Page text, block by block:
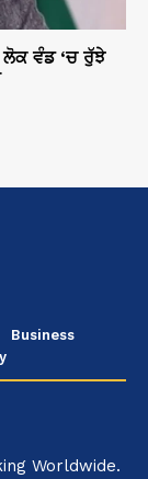
ਵੰਡ ‘ਚ ਰੁੱਝੇ
Business
Worldwide.